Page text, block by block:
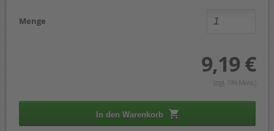
Menge
9,19 €
(zzgl. 19% Mwst.)
In den Warenkorb